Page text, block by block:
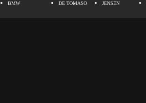
BMW
DE TOMASO
JENSEN